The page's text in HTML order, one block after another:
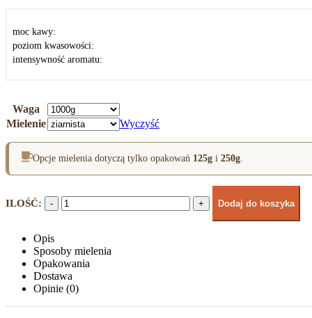
moc kawy:
poziom kwasowości:
intensywność aromatu:
Waga
Mielenie
Wyczyść
Opcje mielenia dotyczą tylko opakowań 125g i 250g.
- + Dodaj do koszyka
Opis
Sposoby mielenia
Opakowania
Dostawa
Opinie (0)